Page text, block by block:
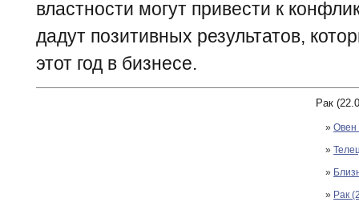
властности могут привести к
дадут позитивных результатов,
этот год в бизнесе.
Рак
» Овен
»
»
» Рак